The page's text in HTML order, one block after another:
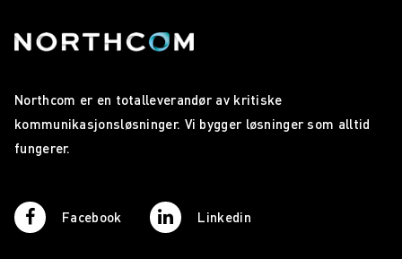
Northcom er en totalleverandør av kritiske
kommunikasjonsløsninger. Vi bygger løsninger som alltid
fungerer.
Facebook Linkedin